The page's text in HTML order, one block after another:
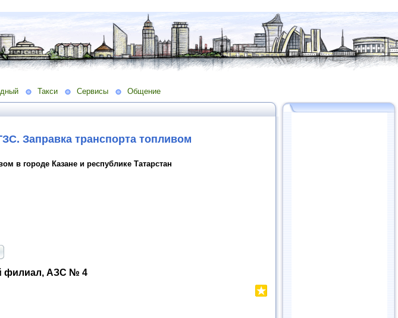
Такси Сервисы Общение
Заправка транспорта топливом
в городе Казане и республике Татарстан
филиал, АЗС № 4